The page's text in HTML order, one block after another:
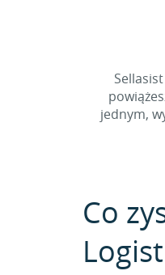
jednym,
Co